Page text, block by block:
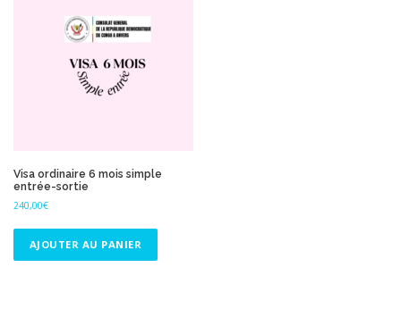
Visa ordinaire 6 mois simple
entrée-sortie
240,00€
AJOUTER AU PANIER